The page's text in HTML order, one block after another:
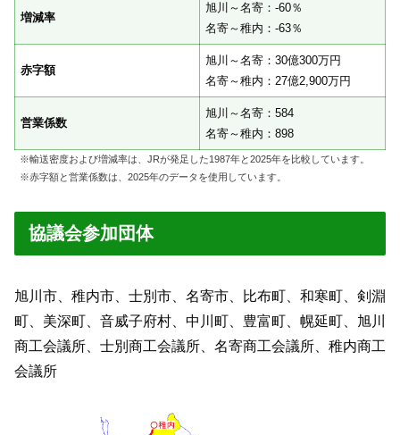
増減率
旭川～名寄：-60％
名寄～稚内：-63％
赤字額
旭川～名寄：30億300万円
名寄～稚内：27億2,900万円
営業係数
旭川～名寄：584
名寄～稚内：898
※輸送密度および増減率は、JRが発足した1987年と2025年を比較しています。
※赤字額と営業係数は、2025年のデータを使用しています。
協議会参加団体
旭川市、稚内市、士別市、名寄市、比布町、和寒町、剣淵
町、美深町、音威子府村、中川町、豊富町、幌延町、旭川
商工会議所、士別商工会議所、名寄商工会議所、稚内商工
会議所